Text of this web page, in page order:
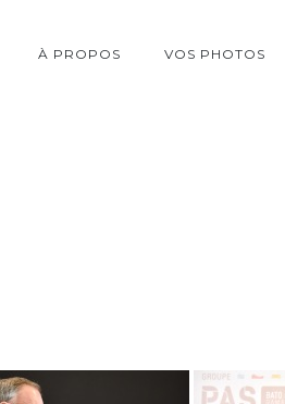
À PROPOS VOS PHOTOS